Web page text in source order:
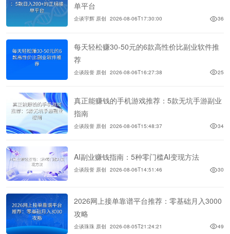
单平台
企谈宇辉 原创 2026-08-06T17:30:00 36
每天轻松赚30-50元的6款高性价比副业软件推
荐
企谈段誉 原创 2026-08-06T16:27:38 25
真正能赚钱的手机游戏推荐：5款无坑手游副业
指南
企谈段誉 原创 2026-08-06T15:48:37 34
AI副业赚钱指南：5种零门槛AI变现方法
企谈段誉 原创 2026-08-06T14:51:46 30
2026网上接单靠谱平台推荐：零基础月入3000
攻略
企谈珠珠 原创 2026-08-05T21:24:21 49